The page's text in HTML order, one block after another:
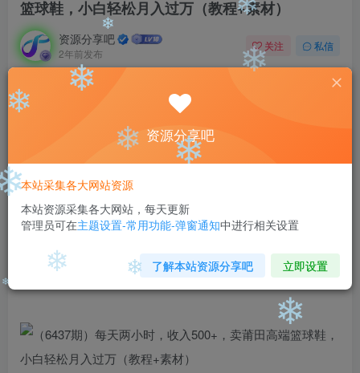
篮球鞋，小白轻松月入过万（教程+素材）
资源分享吧
2年前发布
关注 私信
0
此内容为付费阅读，请付费后查看
黄金会员免费
您暂无购买权限，请先开通会员
开通会员
资源分享吧
本站采集各大网站资源
本站资源采集各大网站，每天更新
管理员可在主题设置-常用功能-弹窗通知中进行相关设置
了解本站资源分享吧 立即设置
❄
❄
❄
❄
❄
❄ ❄
❄
❄